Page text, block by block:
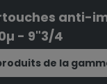
impuretés bobinées
anti-
- 9"3/4
de la